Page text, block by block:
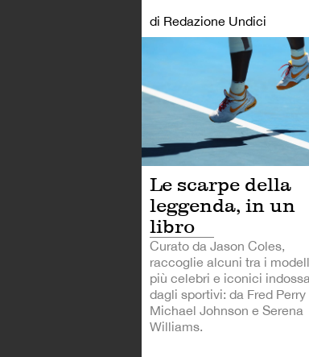
di Redazione Undici
Le scarpe della
leggenda, in un
libro
Curato da Jason Coles,
raccoglie alcuni tra i
più celebri e iconici
dagli sportivi: da Fred Perry
Michael Johnson e Serena
Williams.